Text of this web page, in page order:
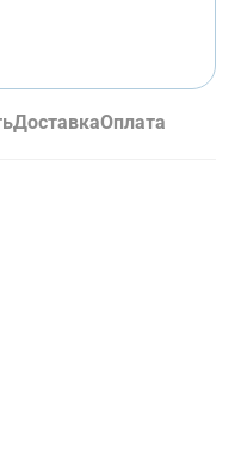
ДоставкаОплата